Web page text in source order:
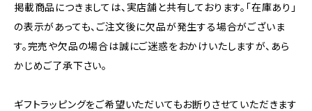
掲載商品につきましては、実店舗と共有しております。「在庫あり」
の表示があっても、ご注文後に欠品が発生する場合がございま
す。完売や欠品の場合は誠にご迷惑をおかけいたしますが、あら
かじめご了承下さい。
ギフトラッピングをご希望いただいてもお断りさせていただきます